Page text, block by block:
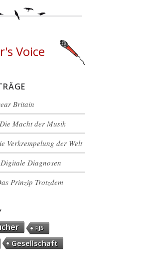
Voice
Britain
Macht der Musik
Verkrempelung der Welt
Diagnosen
Prinzip Trotzdem
FJS
Gesellschaft